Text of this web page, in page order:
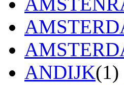
ANDIJK(1)